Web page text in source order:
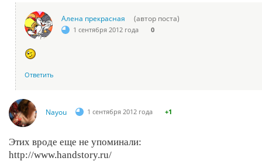
Алена прекрасная (автор поста)
1 сентября 2012 года 0
Ответить
Nayou 1 сентября 2012 года +1
Этих вроде еще не упоминали:
http://www.handstory.ru/